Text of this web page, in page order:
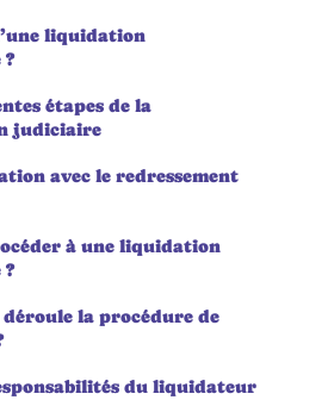
liquidation
?
étapes de la
judiciaire
avec le redressement
à une liquidation
?
déroule la procédure de
du liquidateur